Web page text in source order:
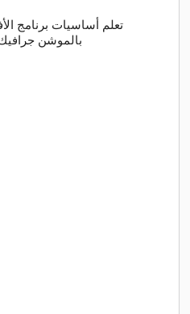
تعلم أساسيات برنامج
بالموشن